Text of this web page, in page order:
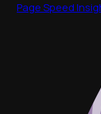
Page Speed